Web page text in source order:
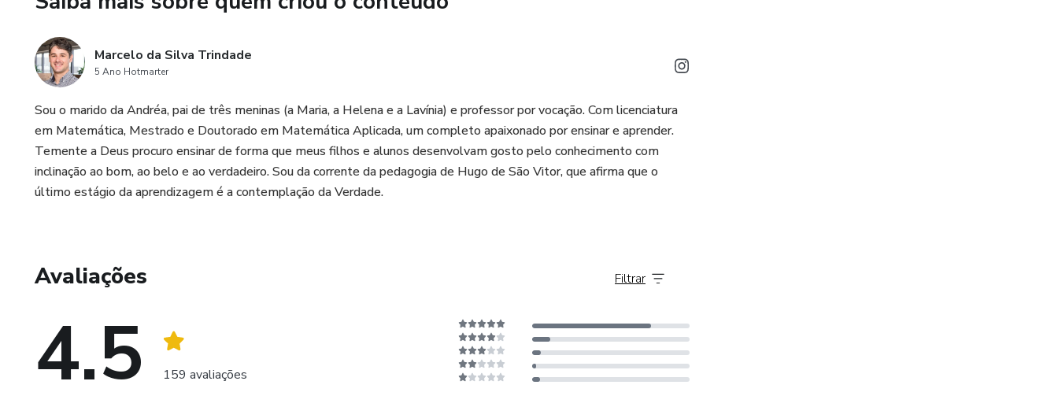
aprendizado de sílabas complexas CVC e CCV e também CCVC. Agora vamos conduzir a
desafios de lógica matemática para muita aprendizagem! Também teremos a introdução à
Fizemos esse material com imenso carinho! Inúmeras horas e atenção aos mínimos
detalhes fizeram deste ser o material mais belo que já vimos para a alfabetização infantil
(modéstia a parte achamos mesmo isso). Temos agora o dever de compartilhar com você.
Marcelo da Silva Trindade
5 Ano Hotmarter
Sou o marido da Andréa, pai de três meninas (a Maria, a Helena e a Lavínia) e professor por vocação. Com licenciatura
em Matemática, Mestrado e Doutorado em Matemática Aplicada, um completo apaixonado por ensinar e aprender.
Temente a Deus procuro ensinar de forma que meus filhos e alunos desenvolvam gosto pelo conhecimento com
inclinação ao bom, ao belo e ao verdadeiro. Sou da corrente da pedagogia de Hugo de São Vitor, que afirma que o
último estágio da aprendizagem é a contemplação da Verdade.
Avaliações
4.5 159 avaliações
Filtrar